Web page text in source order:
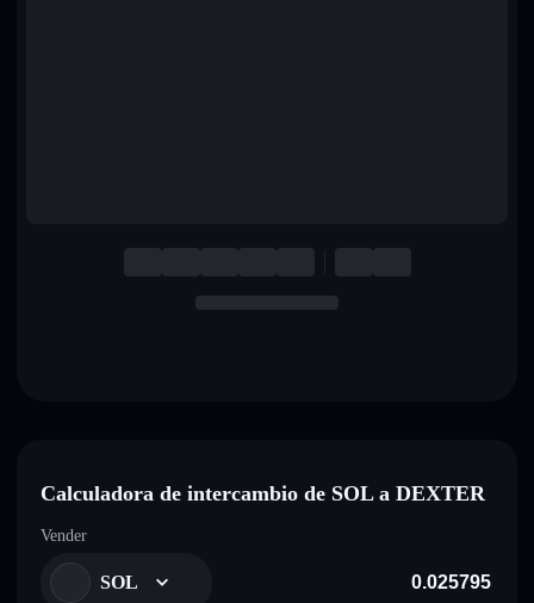
Calculadora de intercambio de SOL a DEXTER
Vender
SOL